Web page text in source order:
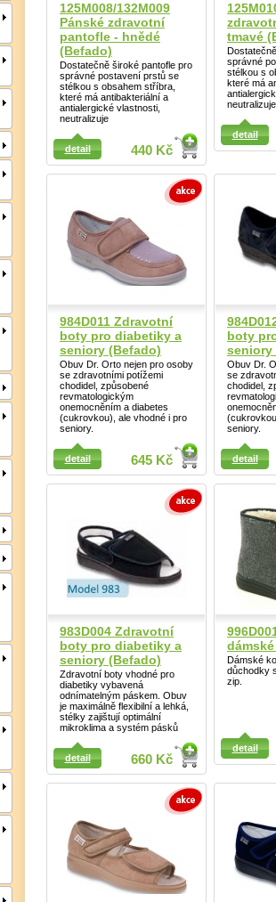
125M008/132M009
Pánské zdravotní
pantofle - hnědé
(Befado)
Dostatečně široké pantofle pro
správné postavení prstů se
stélkou s obsahem stříbra,
které má antibakteriální a
antialergické vlastnosti,
neutralizuje
440 Kč
detail
tmavé
správné
stélkou s
které má
neutralizuje
detail
Detail
984D011 Zdravotní
boty pro diabetiky a
seniory (Befado)
Obuv Dr. Orto nejen pro osoby
se zdravotními potížemi
chodidel, způsobené
revmatologickým
onemocněním a diabetes
(cukrovkou), ale vhodné i pro
seniory.
645 Kč
detail
boty
seniory
Obuv Dr.
se
chodidel,
seniory.
detail
Detail
983D004 Zdravotní
boty pro diabetiky a
seniory (Befado)
Zdravotní boty vhodné pro
diabetiky vybavená
odnímatelným páskem. Obuv
je maximálně flexibilní a lehká,
stélky zajištují optimální
mikroklima a systém pásků
660 Kč
detail
Dámské
důchodky
zip.
detail
Detail
Detail